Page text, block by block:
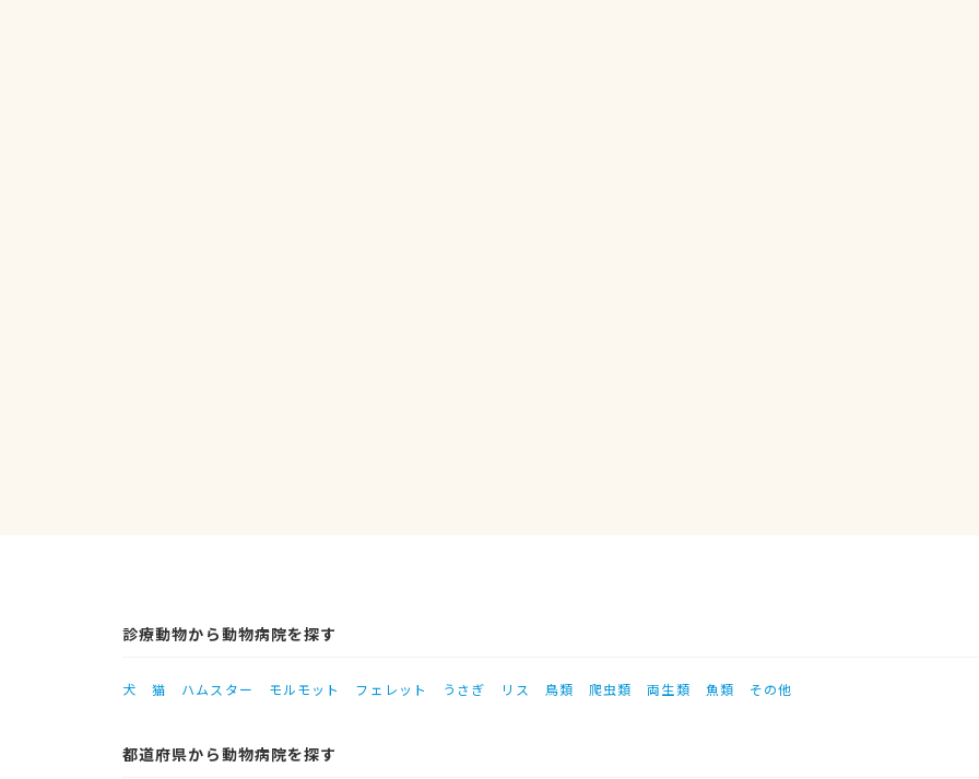
診療動物から動物病院を探す
犬 猫 ハムスター モルモット フェレット うさぎ リス 鳥類 爬虫類 両生類 魚類 その他
都道府県から動物病院を探す